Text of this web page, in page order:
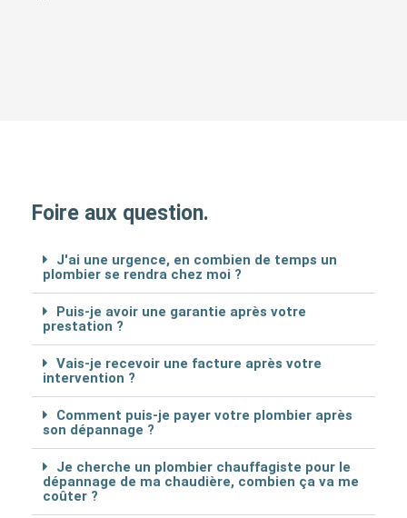
Foire aux question.
J'ai une urgence, en combien de temps un
plombier se rendra chez moi ?
Puis-je avoir une garantie après votre
prestation ?
Vais-je recevoir une facture après votre
intervention ?
Comment puis-je payer votre plombier après
son dépannage ?
Je cherche un plombier chauffagiste pour le
dépannage de ma chaudière, combien ça va me
coûter ?